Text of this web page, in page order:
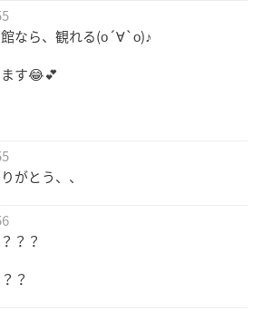
なら、観れる(о´∀`о)♪
す😂💕
がとう、、
？？
？